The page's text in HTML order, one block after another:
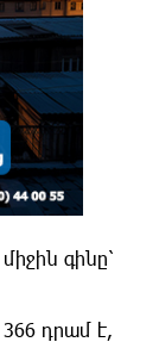
գինը՝
դրամ է,